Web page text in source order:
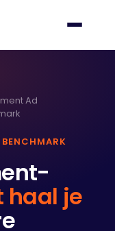
Ad
haal je